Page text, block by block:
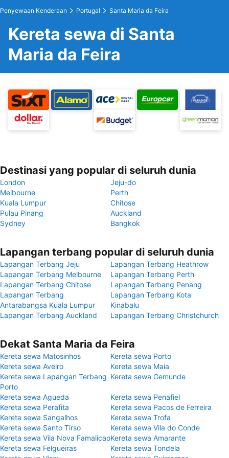
Penyewaan Kenderaan Portugal Santa Maria da Feira
Kereta sewa di Santa
Maria da Feira
Destinasi yang popular di seluruh dunia
London
Jeju-do
Melbourne
Perth
Kuala Lumpur
Chitose
Pulau Pinang
Auckland
Sydney
Bangkok
Lapangan terbang popular di seluruh dunia
Lapangan Terbang Jeju
Lapangan Terbang Heathrow
Lapangan Terbang Melbourne
Lapangan Terbang Perth
Lapangan Terbang Chitose
Lapangan Terbang Penang
Lapangan Terbang
Antarabangsa Kuala Lumpur
Lapangan Terbang Kota
Kinabalu
Lapangan Terbang Auckland
Lapangan Terbang Christchurch
Dekat Santa Maria da Feira
Kereta sewa Matosinhos
Kereta sewa Porto
Kereta sewa Aveiro
Kereta sewa Maia
Kereta sewa Lapangan Terbang
Porto
Kereta sewa Gemunde
Kereta sewa Agueda
Kereta sewa Penafiel
Kereta sewa Perafita
Kereta sewa Pacos de Ferreira
Kereta sewa Sangalhos
Kereta sewa Trofa
Kereta sewa Santo Tirso
Kereta sewa Vila do Conde
Kereta sewa Vila Nova FamalicaoKereta sewa Amarante
Kereta sewa Felgueiras
Kereta sewa Tondela